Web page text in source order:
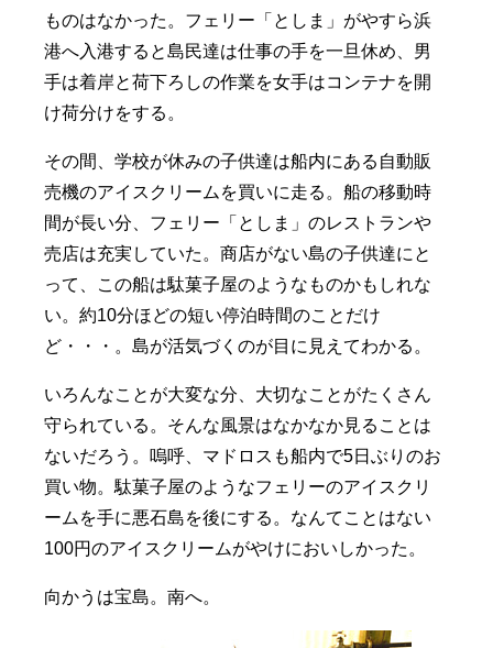
ものはなかった。フェリー「としま」がやすら浜
港へ入港すると島民達は仕事の手を一旦休め、男
手は着岸と荷下ろしの作業を女手はコンテナを開
け荷分けをする。
その間、学校が休みの子供達は船内にある自動販
売機のアイスクリームを買いに走る。船の移動時
間が長い分、フェリー「としま」のレストランや
売店は充実していた。商店がない島の子供達にと
って、この船は駄菓子屋のようなものかもしれな
い。約10分ほどの短い停泊時間のことだけ
ど・・・。島が活気づくのが目に見えてわかる。
いろんなことが大変な分、大切なことがたくさん
守られている。そんな風景はなかなか見ることは
ないだろう。嗚呼、マドロスも船内で5日ぶりのお
買い物。駄菓子屋のようなフェリーのアイスクリ
ームを手に悪石島を後にする。なんてことはない
100円のアイスクリームがやけにおいしかった。
向かうは宝島。南へ。